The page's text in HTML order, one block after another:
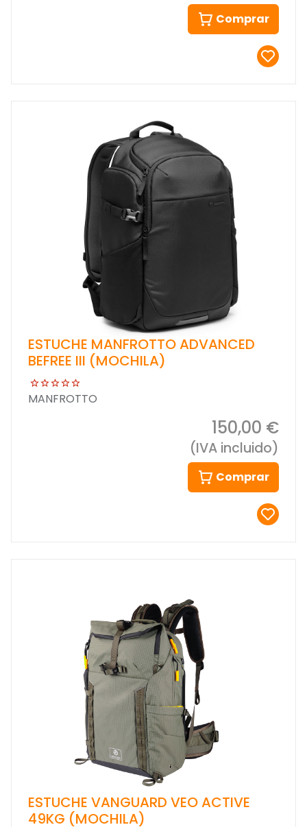
Comprar
ESTUCHE MANFROTTO ADVANCED
BEFREE III (MOCHILA)
MANFROTTO
150,00 €
(IVA incluido)
Comprar
ESTUCHE VANGUARD VEO ACTIVE
49KG (MOCHILA)